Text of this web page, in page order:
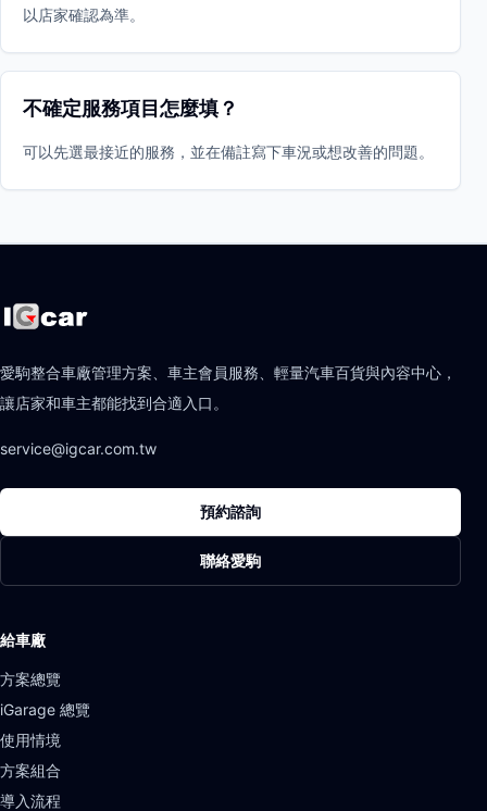
以店家確認為準。
不確定服務項目怎麼填？
可以先選最接近的服務，並在備註寫下車況或想改善的問題。
愛駒整合車廠管理方案、車主會員服務、輕量汽車百貨與內容中心，
讓店家和車主都能找到合適入口。
service@igcar.com.tw
預約諮詢
聯絡愛駒
給車廠
方案總覽
iGarage 總覽
使用情境
方案組合
導入流程